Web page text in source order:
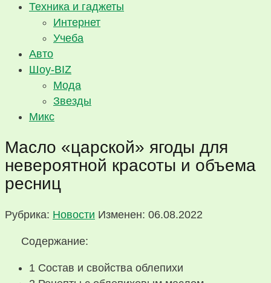
Техника и гаджеты
Интернет
Учеба
Авто
Шоу-BIZ
Мода
Звезды
Микс
Масло «царской» ягоды для
невероятной красоты и объема
ресниц
Рубрика: Новости Изменен: 06.08.2022
Содержание:
1 Состав и свойства облепихи